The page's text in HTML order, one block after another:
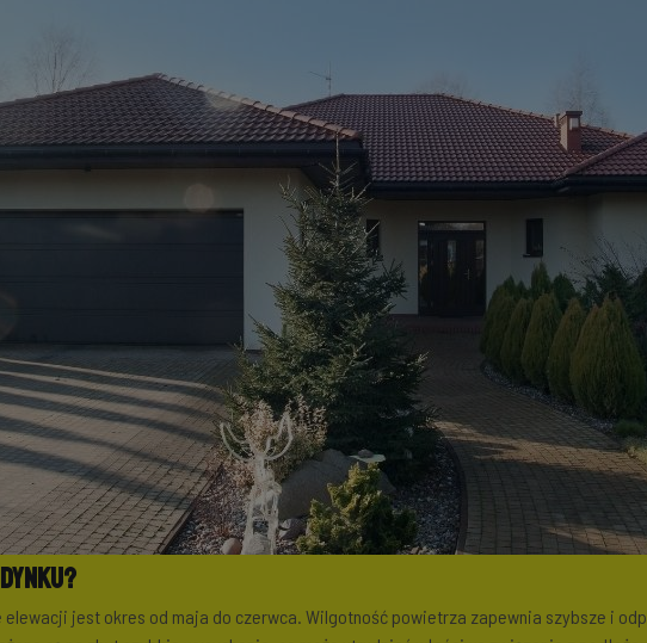
jest okres od maja do czerwca. Wilgotność powietrza zapewnia szybsze i